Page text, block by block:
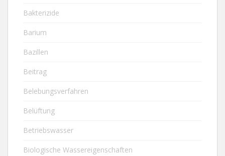
Bakterizide
Barium
Bazillen
Beitrag
Belebungsverfahren
Belüftung
Betriebswasser
Biologische Wassereigenschaften